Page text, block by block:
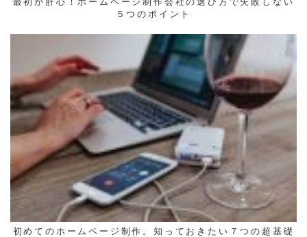
５つのポイント
初めてのホームページ制作。知っておきたい７つの超基礎